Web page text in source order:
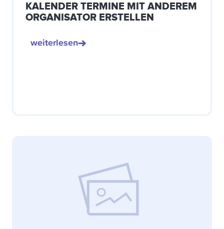
KALENDER TERMINE MIT ANDEREM
ORGANISATOR ERSTELLEN
weiterlesen